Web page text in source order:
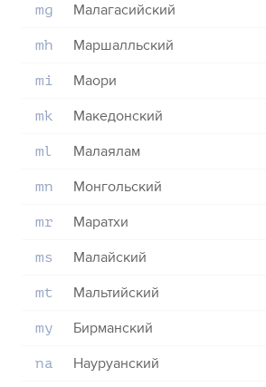
mg Малагасийский
mh Маршалльский
mi Маори
mk Македонский
ml Малаялам
mn Монгольский
mr Маратхи
ms Малайский
mt Мальтийский
my Бирманский
na Науруанский